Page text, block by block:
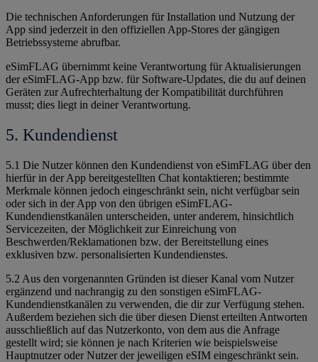
Die technischen Anforderungen für Installation und Nutzung der
App sind jederzeit in den offiziellen App-Stores der gängigen
Betriebssysteme abrufbar.
eSimFLAG übernimmt keine Verantwortung für Aktualisierungen
der eSimFLAG-App bzw. für Software-Updates, die du auf deinen
Geräten zur Aufrechterhaltung der Kompatibilität durchführen
musst; dies liegt in deiner Verantwortung.
5. Kundendienst
5.1 Die Nutzer können den Kundendienst von eSimFLAG über den
hierfür in der App bereitgestellten Chat kontaktieren; bestimmte
Merkmale können jedoch eingeschränkt sein, nicht verfügbar sein
oder sich in der App von den übrigen eSimFLAG-
Kundendienstkanälen unterscheiden, unter anderem, hinsichtlich
Servicezeiten, der Möglichkeit zur Einreichung von
Beschwerden/Reklamationen bzw. der Bereitstellung eines
exklusiven bzw. personalisierten Kundendienstes.
5.2 Aus den vorgenannten Gründen ist dieser Kanal vom Nutzer
ergänzend und nachrangig zu den sonstigen eSimFLAG-
Kundendienstkanälen zu verwenden, die dir zur Verfügung stehen.
Außerdem beziehen sich die über diesen Dienst erteilten Antworten
ausschließlich auf das Nutzerkonto, von dem aus die Anfrage
gestellt wird; sie können je nach Kriterien wie beispielsweise
Hauptnutzer oder Nutzer der jeweiligen eSIM eingeschränkt sein.